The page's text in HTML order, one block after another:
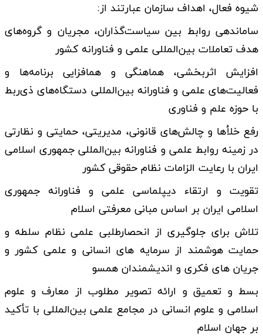
شیوه فعال، اهداف سازمان عبارتند از:
ساماندهی روابط بین سیاست‌گذاران، مجریان و گروه‌های
هدف تعاملات بین‌المللی علمی و فناورانه کشور
افزایش اثربخشی، هماهنگی و هم­افزایی برنامه‌ها و
فعالیت‌های علمی و فناورانه بین‌المللی دستگاه‌های ذی‌ربط
با حوزه علم و فناوری
رفع خلأها و چالش‌­های قانونی، مدیریتی، حمایتی و نظارتی
در زمینه روابط علمی و فناورانه بین‌المللی جمهوری اسلامی
ایران با رعایت الزامات نظام حقوقی کشور
تقویت و ارتقاء دیپلماسی علمی و فناورانه جمهوری
اسلامی ایران بر اساس مبانی معرفتی اسلام
تلاش برای جلوگیری از انحصارطلبی علمی نظام سلطه و
حمایت هوشمند از سرمایه­ های انسانی و علمی کشور و
جریان ­های فکری و اندیشمندان همسو
بسط و تعمیق و ارائه تصویر مطلوب از معارف و علوم
اسلامی و علوم انسانی در مجامع علمی بین‌المللی با تأکید
بر جهان اسلام